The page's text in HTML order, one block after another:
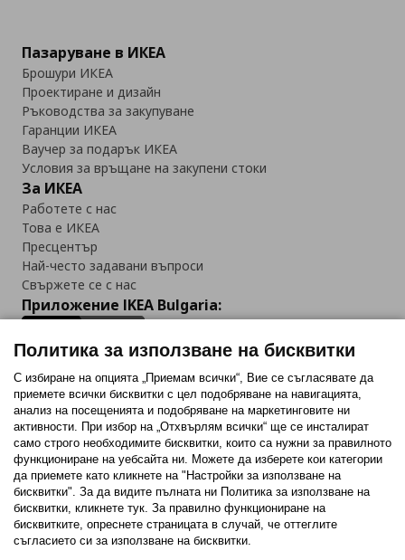
Пазаруване в ИКЕА
Брошури ИКЕА
Проектиране и дизайн
Ръководства за закупуване
Гаранции ИКЕА
Ваучер за подарък ИКЕА
Условия за връщане на закупени стоки
За ИКЕА
Работете с нас
Това е ИКЕА
Пресцентър
Най-често задавани въпроси
Свържете се с нас
Приложение IKEA Bulgaria:
Последвайте ни:
FacebookTwitterYoutubePinterestInstagram
Политика за използване на бисквитки (Cookies)
Политика за използване на бисквитки
С избиране на опцията „Приемам всички“, Вие се съгласявате да
приемете всички бисквитки с цел подобряване на навигацията,
анализ на посещенията и подобряване на маркетинговите ни
активности. При избор на „Отхвърлям всички“ ще се инсталират
само строго необходимитe бисквитки, които са нужни за правилното
функциониране на уебсайта ни. Можете да изберете кои категории
да приемете като кликнете на "Настройки за използване на
бисквитки". За да видите пълната ни Политика за използване на
бисквитки, кликнете тук. За правилно функциониране на
бисквитките, опреснете страницата в случай, че оттеглите
съгласието си за използване на бисквитки.